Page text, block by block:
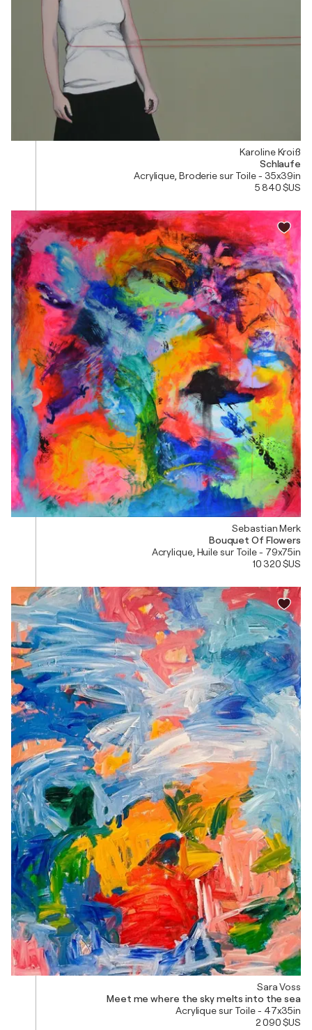
Karoline Kroiß
Schlaufe
Acrylique, Broderie sur Toile - 35x39in
5 840 $US
Sebastian Merk
Bouquet Of Flowers
Acrylique, Huile sur Toile - 79x75in
10 320 $US
Sara Voss
Meet me where the sky melts into the sea
Acrylique sur Toile - 47x35in
2 090 $US